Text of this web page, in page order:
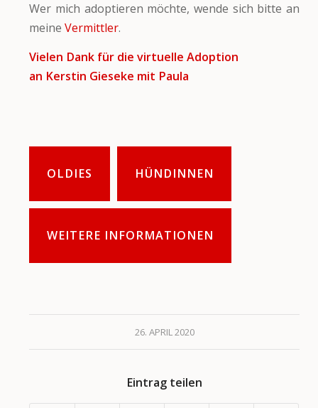
Wer mich adoptieren möchte, wende sich bitte an
meineVermittler.
Vielen Dank für die virtuelle Adoption
an Kerstin Gieseke mit Paula
OLDIES HÜNDINNEN
WEITERE INFORMATIONEN
26. APRIL 2020
Eintrag teilen